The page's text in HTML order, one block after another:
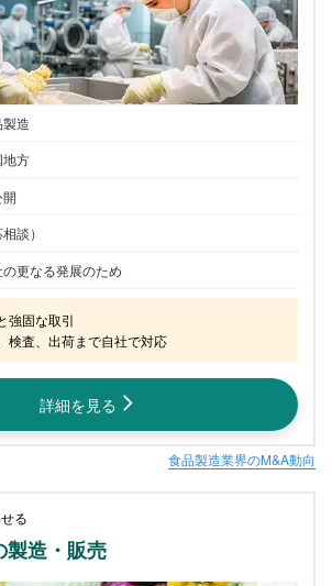
造
地方
相談）
更なる発展のため
強固な取引
検査、出荷まで自社で対応
詳細を見る
食品製造業界のM&A動向
る
製造・販売